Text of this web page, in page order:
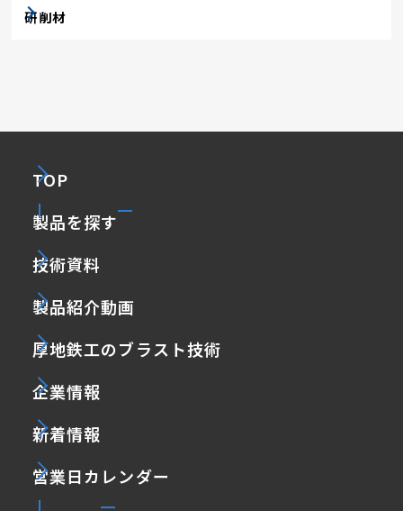
研削材
TOP
製品を探す
技術資料
製品紹介動画
厚地鉄工のブラスト技術
企業情報
新着情報
営業日カレンダー